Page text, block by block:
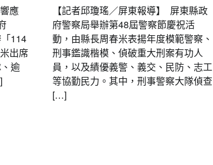
應
114
出席
逾
【記者邱瓊瑤／屏東報導】 屏東縣政
府警察局舉辦第48屆警察節慶祝活
動，由縣長周春米表揚年度模範警察、
刑事鑑識楷模、偵破重大刑案有功人
員，以及績優義警、義交、民防、志工
等協勤民力。其中，刑事警察大隊偵查
[…]